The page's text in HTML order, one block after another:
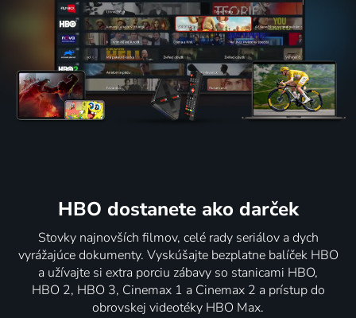
HBO dostanete ako darček
Stovky najnovších filmov, celé rady seriálov a dych
vyrážajúce dokumenty. Vyskúšajte bezplatne balíček HBO
a užívajte si extra porciu zábavy so stanicami HBO,
HBO 2, HBO 3, Cinemax 1 a Cinemax 2 a prístup do
obrovskej videotéky HBO Max.